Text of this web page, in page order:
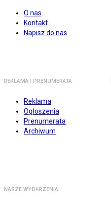
O nas
Kontakt
Napisz do nas
REKLAMA I PRENUMERATA
Reklama
Ogłoszenia
Prenumerata
Archiwum
NASZE WYDARZENIA